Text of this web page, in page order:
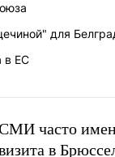
для
в ЕС
часто
в